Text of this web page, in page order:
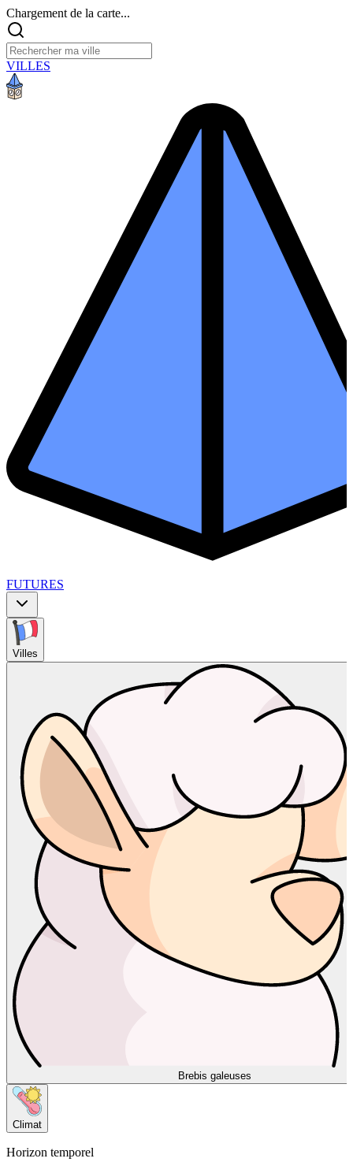
Chargement de la carte...
VILLES
FUTURES
Villes
Brebis galeuses
Climat
Horizon temporel